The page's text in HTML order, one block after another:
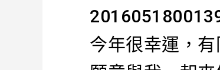
今年很幸運，